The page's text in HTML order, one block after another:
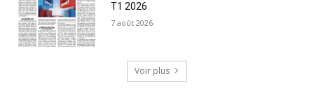
T1 2026
7 août 2026
Voir plus